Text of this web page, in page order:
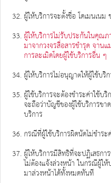
ผู้ให้บริการจะตั้งชื่อ โดเมนเน
ผู้ให้บริการไม่รับประกันในคุณ
มาจากวงจรสื่อสารชำรุด จาน
การละเมิดโดยผู้ใช้บริการอื่น ๆ
ผู้ให้บริการไม่อนุญาตให้ผู้ใช้บ
ผู้ใช้บริการจะต้องชำระค่าใช้บ
จะถือว่าบัญชีของผู้ใช้บริการขา
บริการ
กรณีที่ผู้ใช้บริการผิดนัดไม่ชำร
ผู้ให้บริการมีสิทธิที่จะปฏิเสธกา
ไม่ต้องแจ้งล่วงหน้า ในกรณีผู้ใ
มาล่วงหน้าได้ทั้งหมดทันที